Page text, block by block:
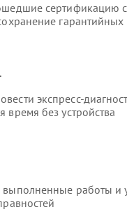
сертификацию
гарантийных
экспресс-
без устройства
выполненные работы и